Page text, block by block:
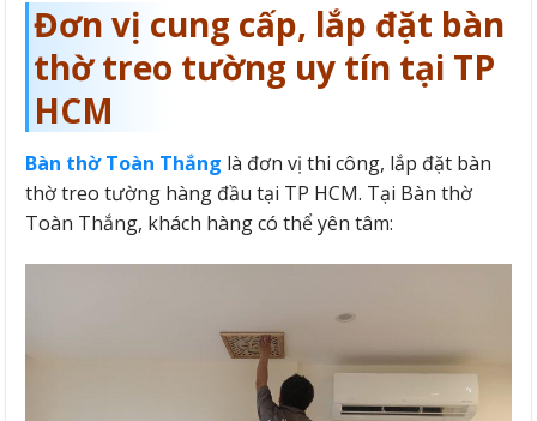
Đơn vị cung cấp, lắp đặt bàn
thờ treo tường uy tín tại TP
HCM
Bàn thờ Toàn Thắng là đơn vị thi công, lắp đặt bàn
thờ treo tường hàng đầu tại TP HCM. Tại Bàn thờ
Toàn Thắng, khách hàng có thể yên tâm: